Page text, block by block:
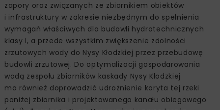
zapory oraz związanych ze zbiornikiem obiektów
i infrastruktury w zakresie niezbędnym do spełnienia
wymagań właściwych dla budowli hydrotechnicznych
klasy I, a przede wszystkim zwiększenie zdolności
zrzutowych wody do Nysy Kłodzkiej przez przebudowę
budowli zrzutowej. Do optymalizacji gospodarowania
wodą zespołu zbiorników kaskady Nysy Kłodzkiej
ma również doprowadzić udrożnienie koryta tej rzeki
poniżej zbiornika i projektowanego kanału obiegowego